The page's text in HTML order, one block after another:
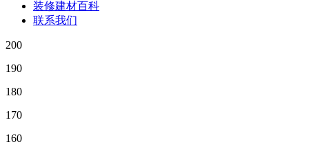
装修建材百科
联系我们
200
190
180
170
160